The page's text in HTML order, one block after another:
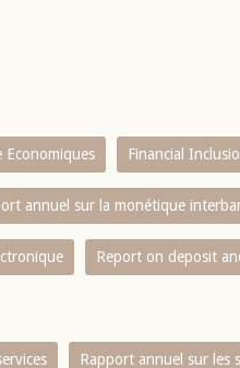
Economiques Financial
annuel sur la monétique
Report on deposit
Rapport annuel sur les